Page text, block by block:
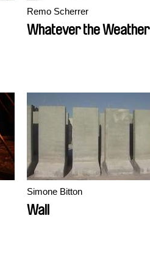
Remo Scherrer
Whatever the Weather
Simone Bitton
Wall